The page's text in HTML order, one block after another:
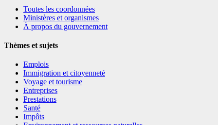
Toutes les coordonnées
Ministères et organismes
À propos du gouvernement
Thèmes et sujets
Emplois
Immigration et citoyenneté
Voyage et tourisme
Entreprises
Prestations
Santé
Impôts